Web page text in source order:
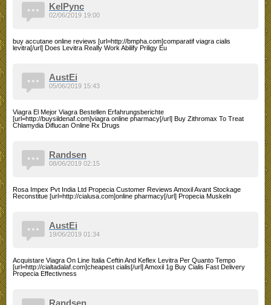
KelPync
buy accutane online reviews [url=http://bmpha.com]comparatif viagra cialis
levitra[/url] Does Levitra Really Work Abilify Priligy Eu
02/06/2019 19:00
AustEi
Viagra El Mejor Viagra Bestellen Erfahrungsberichte
[url=http://buysildenaf.com]viagra online pharmacy[/url] Buy Zithromax To Treat
Chlamydia Diflucan Online Rx Drugs
05/06/2019 15:43
Randsen
Rosa Impex Pvt India Ltd Propecia Customer Reviews Amoxil Avant Stockage
Reconstitue [url=http://cialusa.com]online pharmacy[/url] Propecia Muskeln
08/06/2019 02:15
AustEi
Acquistare Viagra On Line Italia Ceftin And Keflex Levitra Per Quanto Tempo
[url=http://cialtadalaf.com]cheapest cialis[/url] Amoxil 1g Buy Cialis Fast Delivery
Propecia Effectivness
19/06/2019 01:34
Randsen